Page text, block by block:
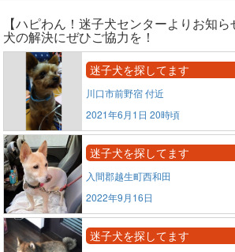
【ハピわん！迷子犬センターよりお知
犬の解決にぜひご協力を！
迷子犬を探してます
川口市前野宿 付近
2021年6月1日 20時頃
迷子犬を探してます
入間郡越生町西和田
2022年9月16日
迷子犬を探してます